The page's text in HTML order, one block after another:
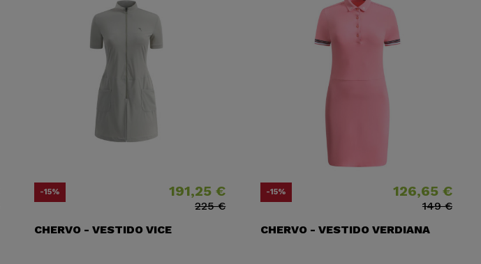
-15% Precio191,25 €
Precio base
225 €
CHERVO - VESTIDO VICE
-15% Precio126,65 €
Precio base
149 €
CHERVO - VESTIDO VERDIANA